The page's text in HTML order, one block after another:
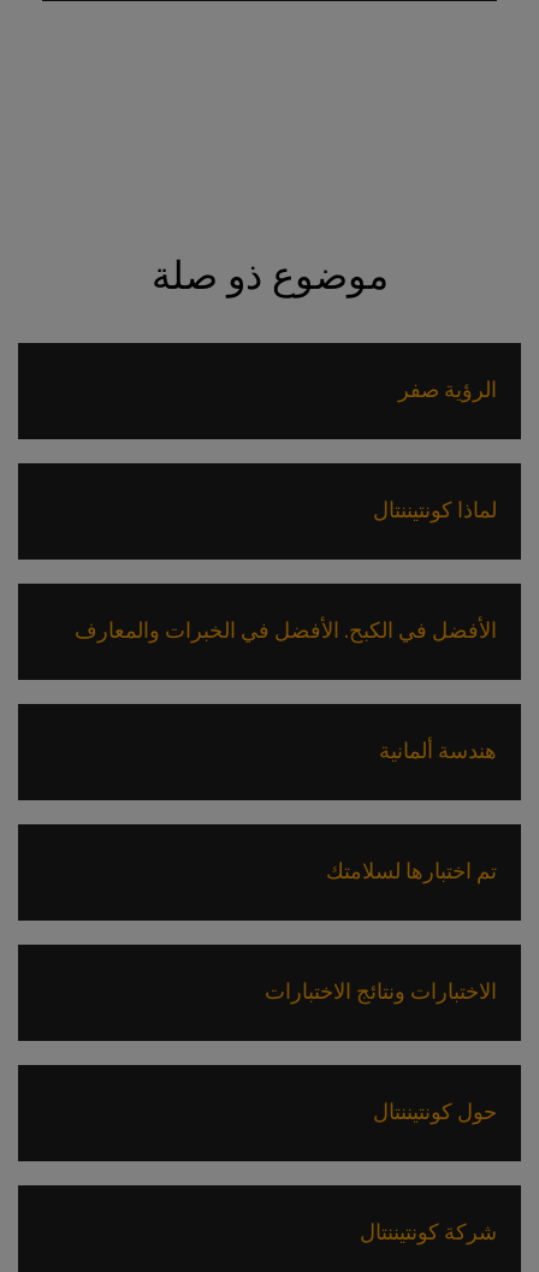
موضوع ذو صلة
الرؤية صفر
لماذا كونتيننتال
الأفضل في الكبح. الأفضل في الخبرات والمعارف
هندسة ألمانية
تم اختبارها لسلامتك
الاختبارات ونتائج الاختبارات
حول كونتيننتال
شركة كونتيننتال